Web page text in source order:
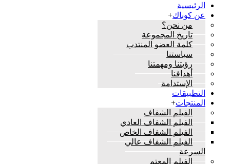
الرئيسية
عن كوباك+
من نحن؟
تاريخ المجموعة
كلمة العضو المنتدب
سياستنا
رؤيتنا ومهمتنا
أهدافنا
الإستدامة
التطبيقات
المنتجات+
الفيلم الشفاف
الفيلم الشفاف العادي
الفيلم الشفاف الخاص
الفيلم الشفاف عالي
السرعة
الفيلم المعتم